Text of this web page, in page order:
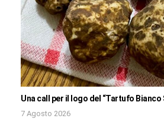
Una call per il logo del “Tartufo Bianco
7 Agosto 2026